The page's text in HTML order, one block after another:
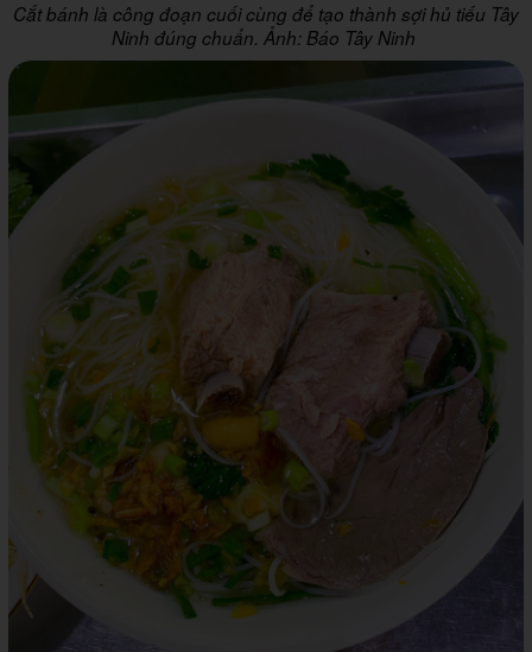
Cắt bánh là công đoạn cuối cùng để tạo thành sợi hủ tiếu Tây
Ninh đúng chuẩn. Ảnh: Báo Tây Ninh